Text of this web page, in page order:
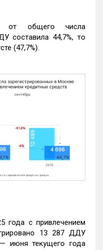
от общего числа
составила 44,7%, то
(47,7%).
года с привлечением
13 287 ДДУ
июня текущего года